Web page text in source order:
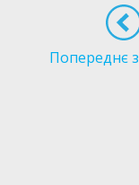
Попереднє